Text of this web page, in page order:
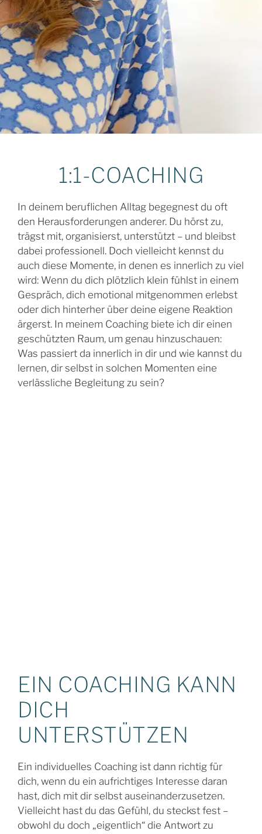
1:1-COACHING
In deinem beruflichen Alltag begegnest du oft
den Herausforderungen anderer. Du hörst zu,
trägst mit, organisierst, unterstützt – und bleibst
dabei professionell. Doch vielleicht kennst du
auch diese Momente, in denen es innerlich zu viel
wird: Wenn du dich plötzlich klein fühlst in einem
Gespräch, dich emotional mitgenommen erlebst
oder dich hinterher über deine eigene Reaktion
ärgerst. In meinem Coaching biete ich dir einen
geschützten Raum, um genau hinzuschauen:
Was passiert da innerlich in dir und wie kannst du
lernen, dir selbst in solchen Momenten eine
verlässliche Begleitung zu sein?
EIN COACHING KANN
DICH
UNTERSTÜTZEN
Ein individuelles Coaching ist dann richtig für
dich, wenn du ein aufrichtiges Interesse daran
hast, dich mit dir selbst auseinanderzusetzen.
Vielleicht hast du das Gefühl, du steckst fest –
obwohl du doch „eigentlich“ die Antwort zu